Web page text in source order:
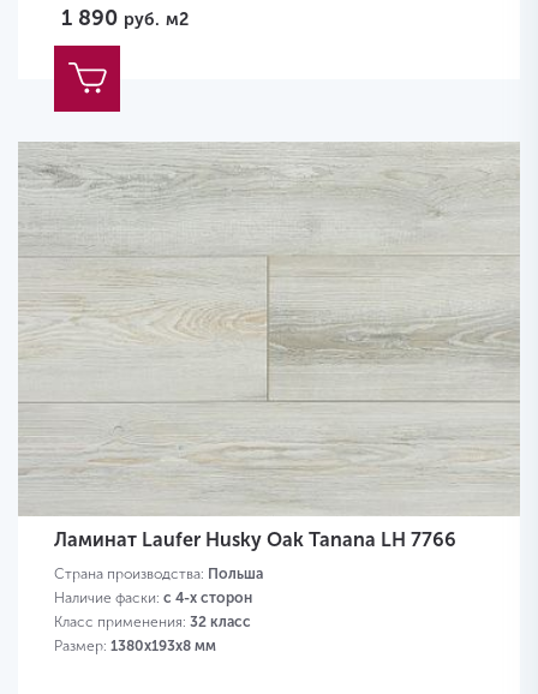
1 890 руб. м2
Ламинат Laufer Husky Oak Tanana LH 7766
Страна производства: Польша
Наличие фаски: с 4-х сторон
Класс применения: 32 класс
Размер: 1380х193х8 мм